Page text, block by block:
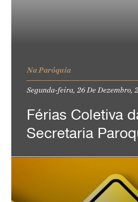
Na Paróquia
Segunda-feira, 26 De Dezembro,
Férias Coletiva
Secretaria